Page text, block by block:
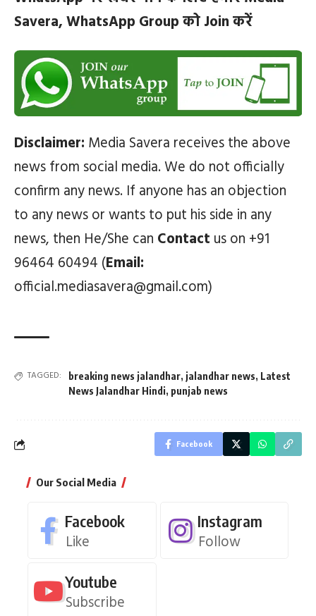
Savera, WhatsApp Group को Join करें
Disclaimer: Media Savera receives the above
news from social media. We do not officially
confirm any news. If anyone has an objection
to any news or wants to put his side in any
news, then He/She can Contact us on +91
96464 60494 (Email:
official.mediasavera@gmail.com)
TAGGED: breaking news jalandhar, jalandhar news, Latest
News Jalandhar Hindi, punjab news
Facebook
Our Social Media
Facebook
Like
Instagram
Follow
Youtube
Subscribe